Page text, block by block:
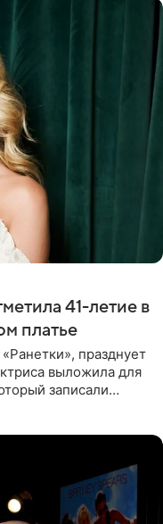
41-летие в
платье
празднует
выложила для
записали